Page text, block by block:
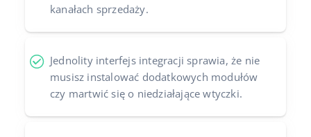
kanałach sprzedaży.
Jednolity interfejs integracji sprawia, że nie
musisz instalować dodatkowych modułów
czy martwić się o niedziałające wtyczki.